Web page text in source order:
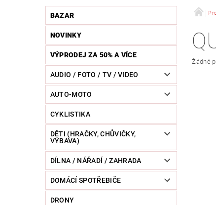
DĚTI (HRAČKY, CHŮVIČKY, VÝBAVA) DÍLNA /
HUDEBNÍ NÁSTROJE CHYTRÉ HODINKY /
KOSMETIKA / ŠPERKY KOŽENÝ SVĚT
POWERBANKY
ZVÍŘATA / CHOVATELSKÉ POTŘEBY
BAZAR
NOVINKY
VÝPRODEJ ZA 50% A VÍCE
AUDIO / FOTO / TV / VIDEO
AUTO-MOTO
CYKLISTIKA
DĚTI (HRAČKY, CHŮVIČKY,
VÝBAVA)
DÍLNA / NÁŘADÍ / ZAHRADA
DOMÁCÍ SPOTŘEBIČE
DRONY
Žádné